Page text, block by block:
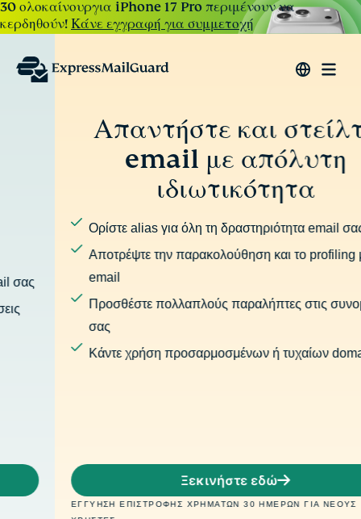
30 ολοκαίνουργια iPhone 17 Pro περιμένουν να
κερδηθούν!Κάνε εγγραφή για συμμετοχή
Απαντήστε και στείλτε
email με απόλυτη
ιδιωτικότητα
Ορίστε alias για όλη τη δραστηριότητα email σας
Αποτρέψτε την παρακολούθηση και το profiling μέσω
email
Προσθέστε πολλαπλούς παραλήπτες στις συνομιλίες
Κάντε χρήση προσαρμοσμένων ή τυχαίων domain
Ξεκινήστε εδώ
ΕΓΓΎΗΣΗ ΕΠΙΣΤΡΟΦΉΣ ΧΡΗΜΆΤΩΝ 30 ΗΜΕΡΏΝ ΓΙΑ ΝΈΟΥΣ